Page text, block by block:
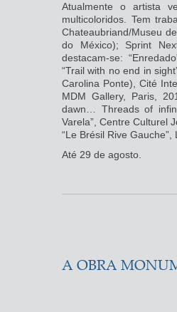
Atualmente o artista
multicoloridos. Tem
Chateaubriand/Museu
do México); Sprint
destacam-se:
“Trail with no end in
Carolina Ponte), Cité
MDM Gallery, Paris,
dawn… Threads of
Varela”, Centre Culturel
“Le Brésil Rive
Até 29 de agosto.
A OBRA